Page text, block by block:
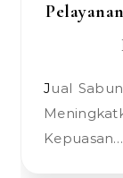
Jual Sabun Cair Hotel di Indonesia untuk
Kepuasan…